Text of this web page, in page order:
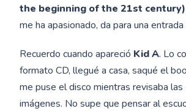
the beginning of the 21st century)
me ha apasionado, da para una
Recuerdo cuando apareció Kid A. Lo
formato CD, llegué a casa, saqué el
me puse el disco mientras revisaba las
imágenes. No supe que pensar al